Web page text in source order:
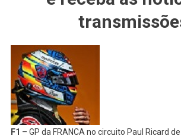
F1 – GP da FRANCA no circuito Paul Ricard